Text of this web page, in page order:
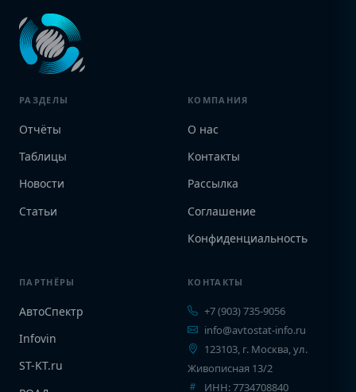
РАЗДЕЛЫ
Отчёты
Таблицы
Новости
Статьи
КОМПАНИЯ
О нас
Контакты
Рассылка
Соглашение
Конфиденциальность
ПАРТНЁРЫ
АвтоСпектр
Infovin
ST-KT.ru
КОНТАКТЫ
+7 (903) 735-9056
info@avtostat-info.ru
123103, г. Москва, ул.
Живописная 13/2
ИНН: 7734708840